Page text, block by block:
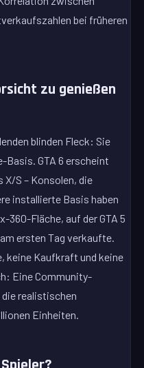
bei früheren
zu genießen
blinden Fleck: Sie
Basis. GTA 6 erscheint
X/S – Konsolen, die
installierte Basis haben
360-Fläche, auf der GTA 5
am ersten Tag verkaufte.
keine Kaufkraft und keine
Eine Community-
realistischen
Einheiten.